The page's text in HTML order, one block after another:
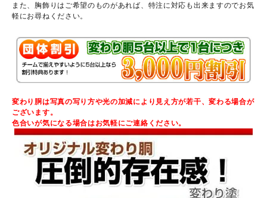
また、胸飾りはご希望のものがあれば、特注に対応も出来ますのでお気
軽にお尋ねください。
変わり胴は写真の写り方や光の加減により見え方が若干、変わる場合が
ございます。
色合いが気になる場合はお気軽にご連絡ください。